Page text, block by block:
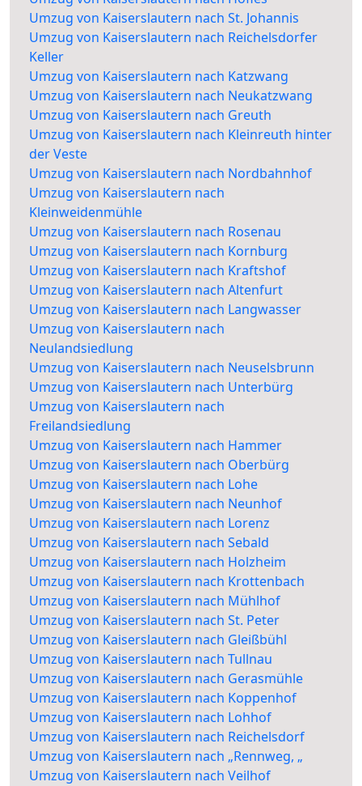
Umzug von Kaiserslautern nach St. Johannis
Umzug von Kaiserslautern nach Reichelsdorfer
Keller
Umzug von Kaiserslautern nach Katzwang
Umzug von Kaiserslautern nach Neukatzwang
Umzug von Kaiserslautern nach Greuth
Umzug von Kaiserslautern nach Kleinreuth hinter
der Veste
Umzug von Kaiserslautern nach Nordbahnhof
Umzug von Kaiserslautern nach
Kleinweidenmühle
Umzug von Kaiserslautern nach Rosenau
Umzug von Kaiserslautern nach Kornburg
Umzug von Kaiserslautern nach Kraftshof
Umzug von Kaiserslautern nach Altenfurt
Umzug von Kaiserslautern nach Langwasser
Umzug von Kaiserslautern nach
Neulandsiedlung
Umzug von Kaiserslautern nach Neuselsbrunn
Umzug von Kaiserslautern nach Unterbürg
Umzug von Kaiserslautern nach
Freilandsiedlung
Umzug von Kaiserslautern nach Hammer
Umzug von Kaiserslautern nach Oberbürg
Umzug von Kaiserslautern nach Lohe
Umzug von Kaiserslautern nach Neunhof
Umzug von Kaiserslautern nach Lorenz
Umzug von Kaiserslautern nach Sebald
Umzug von Kaiserslautern nach Holzheim
Umzug von Kaiserslautern nach Krottenbach
Umzug von Kaiserslautern nach Mühlhof
Umzug von Kaiserslautern nach St. Peter
Umzug von Kaiserslautern nach Gleißbühl
Umzug von Kaiserslautern nach Tullnau
Umzug von Kaiserslautern nach Gerasmühle
Umzug von Kaiserslautern nach Koppenhof
Umzug von Kaiserslautern nach Lohhof
Umzug von Kaiserslautern nach Reichelsdorf
Umzug von Kaiserslautern nach „Rennweg, „
Umzug von Kaiserslautern nach Veilhof